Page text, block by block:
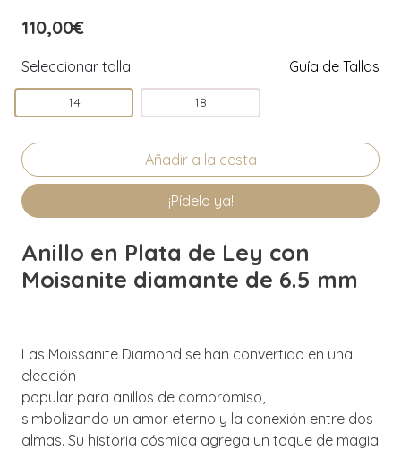
110,00€
Seleccionar talla Guía de Tallas
14 18
¡Pídelo ya!
Anillo en Plata de Ley con
Moisanite diamante de 6.5 mm
Las Moissanite Diamond se han convertido en una
elección
popular para anillos de compromiso,
simbolizando un amor eterno y la conexión entre dos
almas. Su historia cósmica agrega un toque de magia